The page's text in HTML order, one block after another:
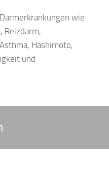
wie
Reizdarm,
Hashimoto,
und